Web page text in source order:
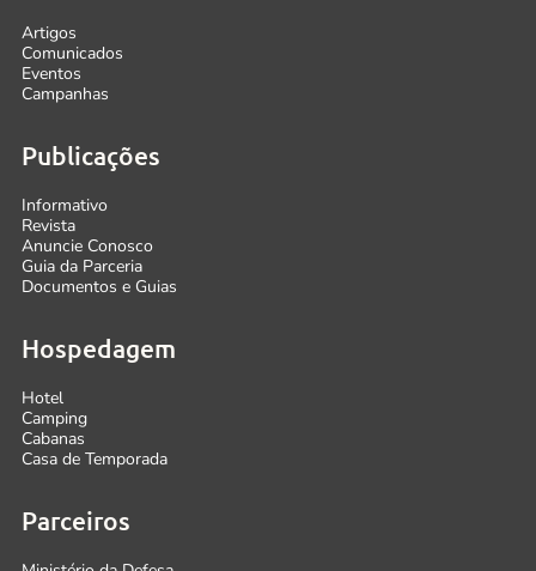
Artigos
Comunicados
Eventos
Campanhas
Publicações
Informativo
Revista
Anuncie Conosco
Guia da Parceria
Documentos e Guias
Hospedagem
Hotel
Camping
Cabanas
Casa de Temporada
Parceiros